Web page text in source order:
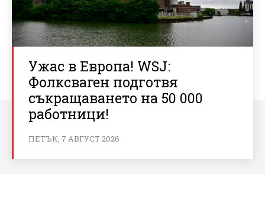
Ужас в Европа! WSJ:
Фолксваген подготвя
съкращаването на 50 000
работници!
ПЕТЪК, 7 АВГУСТ 2026